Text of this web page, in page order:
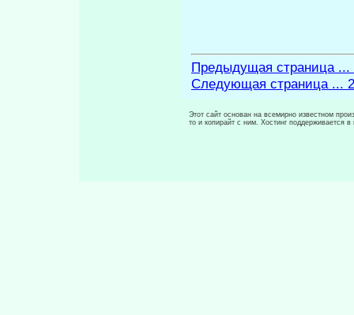
Предыдущая страница ...
Следующая страница ...
Этот сайт основан на всемирно известном
то и копирайт с ним. Хостинг поддерживается